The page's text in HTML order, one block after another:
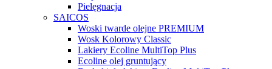
Pielęgnacja
SAICOS
Woski twarde olejne PREMIUM
Wosk Kolorowy Classic
Lakiery Ecoline MultiTop Plus
Ecoline olej gruntujący